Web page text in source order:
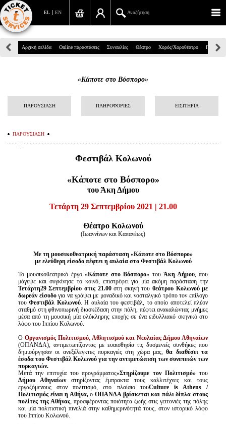
EN
EL Αναζήτηση
Πανεπιστημίου 39, Αθήνα
info@ticketservices.gr
Αναζήτηση
Παραγγελία
Προσωπικά Δεδομένα
Πληροφορίες
Είσοδος διαχειριστή
Αρχική σελίδα Online παραστάσεις Συναυλίες Θέατρο Χορός/Χοροθέατρο Παιδικά
«Κάποτε στο Βόσπορο»
ΠΑΡΟΥΣΙΑΣΗ ΠΛΗΡΟΦΟΡΙΕΣ ΕΙΣΙΤΗΡΙΑ
ΠΑΡΟΥΣΙΑΣΗ
Φεστιβάλ Κολωνού
«Κάποτε στο Βόσπορο»
του Άκη Δήμου
Τετάρτη 29 Σεπτεμβρίου 2021 | 21.00
Θέατρο Κολωνού
(Ιωαννίνων και Καπανέως)
Με τη μουσικοθεατρική παράσταση «Κάποτε στο Βόσπορο»
με ελεύθερη είσοδο πέφτει η αυλαία στο Φεστιβάλ Κολωνού
Το μουσικοθεατρικό έργο«Κάποτε στο Βόσπορο» τουΆκη Δήμου, που
μάγεψε και συγκίνησε το κοινό, επιστρέφει για μία ακόμη παράσταση την
Τετάρτη29 Σεπτεμβρίου στις 21.00στη σκηνή του θεάτρου Κολωνού με
δωρεάν είσοδογια να γράψει με μοναδικό και νοσταλγικό τρόπο τον επίλογο
τουΦεστιβάλ Κολωνού. Η αυλαία του φεστιβάλ, το οποίο αποτελεί πλέον
σταθμό στη φθινοπωρινή διασκέδαση στην πόλη, πέφτει ανακαλώντας μνήμες
μέσα από τη μουσική μία ολόκληρης εποχής σε ένα ειδυλλιακό σκηνικό στο
λόφο του Ιππίου Κολωνού.
Ο Οργανισμός Πολιτισμού, Αθλητισμού και Νεολαίας Δήμου Αθηναίων
(ΟΠΑΝΔΑ), αντιμετωπίζοντας με ευαισθησία τις δυσμενείς συνθήκες που
δημιούργησαν οι ανεξέλεγκτες πυρκαγιές στη χώρα μας,θα διαθέσει τα
έσοδα του Φεστιβάλ Κολωνού για την αντιμετώπιση των συνεπειών των
πυρκαγιών.
Μετά την επιτυχία του προγράμματος«Στηρίζουμε τον Πολιτισμό» του
Δήμου Αθηναίωνστηρίζοντας έμπρακτα τους καλλιτέχνες και τους
εργαζόμενους στον πολιτισμό, στο πλαίσιο τουCulture is Athens /
Πολιτισμός είναι η Αθήνα,οΟΠΑΝΔΑ βρίσκεται και πάλι δίπλα στους
πολίτες της Αθήνας, προσφέροντας ποιότητα ζωής στις γειτονιές της πόλης
και μία πολιτιστική πινελιά στην καθημερινότητά τους, στον ιστορικό λόφο
του Ιππίου Κολωνού.